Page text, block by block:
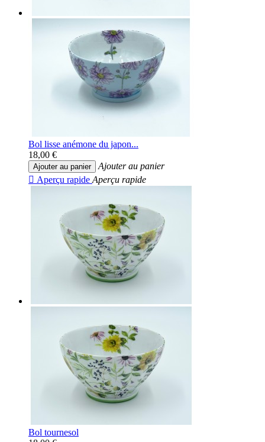
Bol lisse anémone du japon...
18,00 €
Ajouter au panier
Ajouter au panier
 Aperçu rapide Aperçu rapide
Bol tournesol